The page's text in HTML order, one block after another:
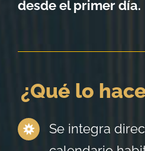
desde el primer día.
¿Qué lo
Se integra